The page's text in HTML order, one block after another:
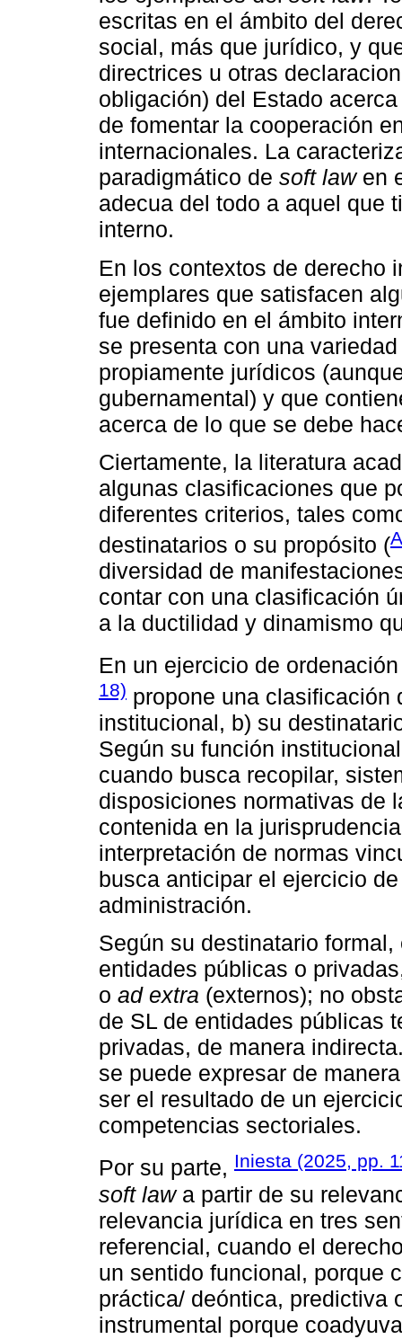
escritas en el ámbito del
social, más que jurídico, y
directrices u otras
obligación) del Estado
de fomentar la cooperación
internacionales. La
paradigmático de soft lawen
adecua del todo a aquel que
interno.
En los contextos de derecho
ejemplares que satisfacen
fue definido en el ámbito
se presenta con una
propiamente jurídicos
gubernamental) y que
acerca de lo que se debe
Ciertamente, la literatura
algunas clasificaciones que
diferentes criterios, tales
destinatarios o su propósito (
diversidad de
contar con una clasificación
a la ductilidad y dinamismo
En un ejercicio de
18) propone una clasificación
institucional, b) su
Según su función
cuando busca recopilar,
disposiciones normativas de
contenida en la
interpretación de normas
busca anticipar el ejercicio
administración.
Según su destinatario
entidades públicas o
o ad extra (externos); no
de SL de entidades públicas
privadas, de manera
se puede expresar de
ser el resultado de un
competencias sectoriales.
Por su parte, Iniesta (2025, pp.
soft lawa partir de su
relevancia jurídica en tres
referencial, cuando el
un sentido funcional, porque
práctica/ deóntica, predictiva
instrumental porque